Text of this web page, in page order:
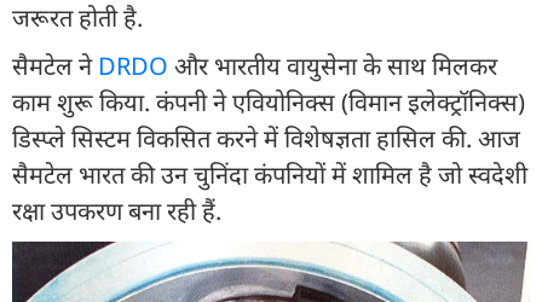
जरूरत होती है.
सैमटेल ने DRDO और भारतीय वायुसेना के साथ मिलकर
काम शुरू किया. कंपनी ने एवियोनिक्स (विमान इलेक्ट्रॉनिक्स)
डिस्प्ले सिस्टम विकसित करने में विशेषज्ञता हासिल की. आज
सैमटेल भारत की उन चुनिंदा कंपनियों में शामिल है जो स्वदेशी
रक्षा उपकरण बना रही हैं.